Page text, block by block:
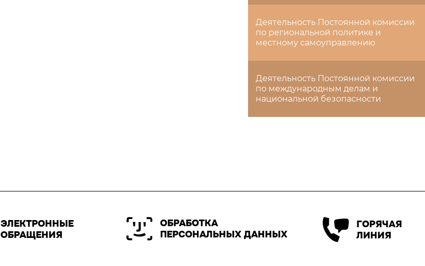
Деятельность Постоянной комиссии
по региональной политике и
местному самоуправлению
Деятельность Постоянной комиссии
по международным делам и
национальной безопасности
ЭЛЕКТРОННЫЕ
ОБРАЩЕНИЯ
ОБРАБОТКА
ПЕРСОНАЛЬНЫХ ДАННЫХ
ГОРЯЧАЯ
ЛИНИЯ